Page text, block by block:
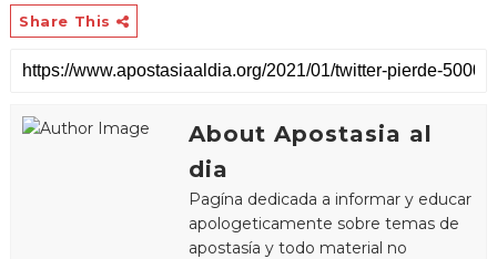
Share This
About Apostasia al
dia
Pagína dedicada a informar y educar
apologeticamente sobre temas de
apostasía y todo material no